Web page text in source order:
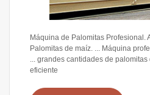
Máquina de Palomitas Profesional.
Palomitas de maíz. ... Máquina
... grandes cantidades de
eficiente